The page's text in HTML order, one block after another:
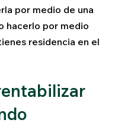
por medio de una
hacerlo por medio
residencia en el